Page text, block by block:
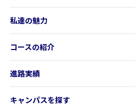
私達の魅力
コースの紹介
進路実績
キャンパスを探す